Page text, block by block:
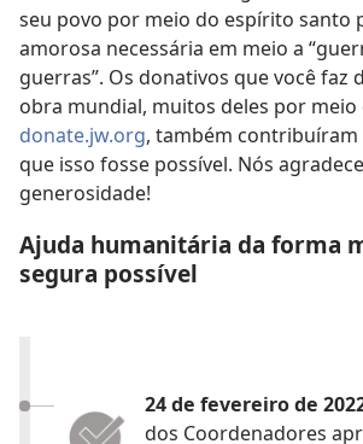
seu povo por meio do espírito santo
amorosa necessária em meio a
guerras”. Os donativos que você faz
obra mundial, muitos deles por meio
donate.jw.org, também
que isso fosse possível. Nós
generosidade!
Ajuda humanitária da forma
segura possível
24 de fevereiro de
dos Coordenadores